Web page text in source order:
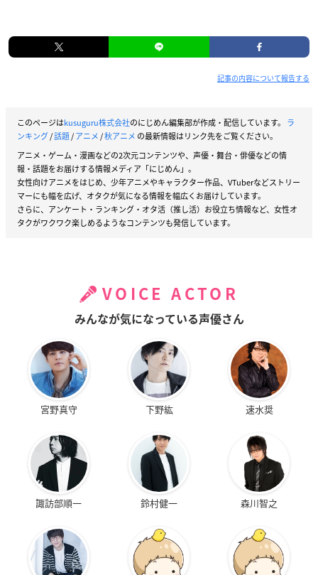
記事の内容について報告する
このページはkusuguru株式会社のにじめん編集部が作成・配信しています。 ラ
ンキング/話題/アニメ/秋アニメ の最新情報はリンク先をご覧ください。
アニメ・ゲーム・漫画などの2次元コンテンツや、声優・舞台・俳優などの情
報・話題をお届けする情報メディア「にじめん」。
女性向けアニメをはじめ、少年アニメやキャラクター作品、VTuberなどストリー
マーにも幅を広げ、オタクが気になる情報を幅広くお届けしています。
さらに、アンケート・ランキング・オタ活（推し活）お役立ち情報など、女性オ
タクがワクワク楽しめるようなコンテンツも発信しています。
VOICE ACTOR
みんなが気になっている声優さん
宮野真守 下野紘 速水奨
諏訪部順一 鈴村健一 森川智之